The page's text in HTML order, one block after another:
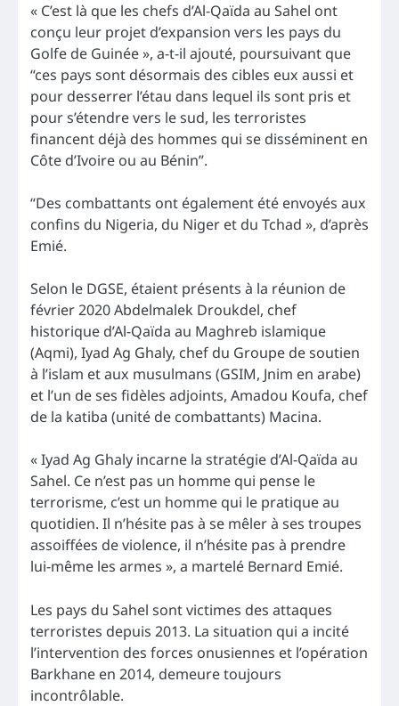
« C’est là que les chefs d’Al-Qaïda au Sahel ont
conçu leur projet d’expansion vers les pays du
Golfe de Guinée », a-t-il ajouté, poursuivant que
“ces pays sont désormais des cibles eux aussi et
pour desserrer l’étau dans lequel ils sont pris et
pour s’étendre vers le sud, les terroristes
financent déjà des hommes qui se disséminent en
Côte d’Ivoire ou au Bénin”.
“Des combattants ont également été envoyés aux
confins du Nigeria, du Niger et du Tchad », d’après
Emié.
Selon le DGSE, étaient présents à la réunion de
février 2020 Abdelmalek Droukdel, chef
historique d’Al-Qaïda au Maghreb islamique
(Aqmi), Iyad Ag Ghaly, chef du Groupe de soutien
à l’islam et aux musulmans (GSIM, Jnim en arabe)
et l’un de ses fidèles adjoints, Amadou Koufa, chef
de la katiba (unité de combattants) Macina.
« Iyad Ag Ghaly incarne la stratégie d’Al-Qaïda au
Sahel. Ce n’est pas un homme qui pense le
terrorisme, c’est un homme qui le pratique au
quotidien. Il n’hésite pas à se mêler à ses troupes
assoiffées de violence, il n’hésite pas à prendre
lui-même les armes », a martelé Bernard Emié.
Les pays du Sahel sont victimes des attaques
terroristes depuis 2013. La situation qui a incité
l’intervention des forces onusiennes et l’opération
Barkhane en 2014, demeure toujours
incontrôlable.